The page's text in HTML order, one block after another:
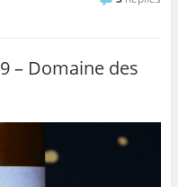
– Domaine des